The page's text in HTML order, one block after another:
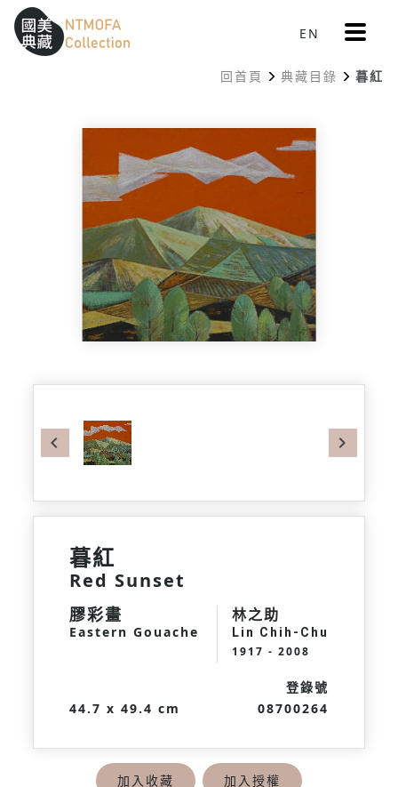
跳到中間主要內容區
網站導覽
::: EN 更
多
單
回首頁 典藏目錄 暮紅
Previous
暮紅
Red Sunset
膠彩畫
Eastern Gouache
林之助
Lin Chih-Chu
1917 - 2008
44.7 x 49.4 cm
登錄號
08700264
加入收藏 加入授權